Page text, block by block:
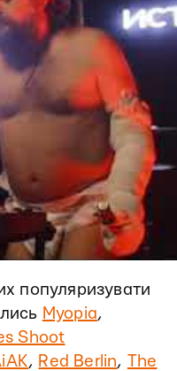
популяризувати
Myopia,
Shoot
, Red Berlin, The